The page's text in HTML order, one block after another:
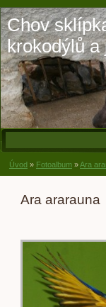
Chov
krokodýlů a
Úvod » Fotoalbum »Ara
Ara ararauna